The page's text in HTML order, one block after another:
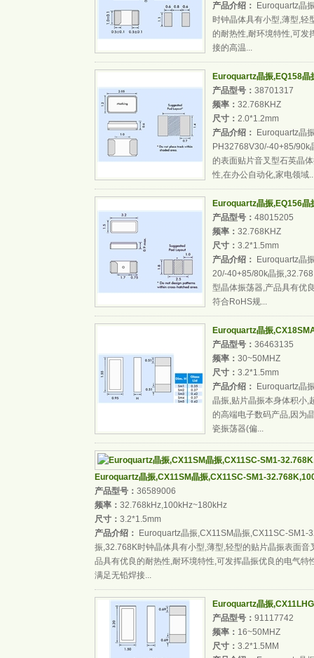
产品介绍：
Euroquartz晶
时钟晶体具有小型,薄型,轻
的耐热性,耐环境特性,可发
接的高温...
Euroquartz晶振,EQ158晶
产品型号： 38701317
频率： 32.768KHZ
尺寸： 2.0*1.2mm
产品介绍：
Euroquartz晶
PH32768V30/-40+85/90k
的表面贴片音叉型石英晶
性,在办公自动化,家电领域
Euroquartz晶振,EQ156晶
产品型号： 48015205
频率： 32.768KHZ
尺寸： 3.2*1.5mm
产品介绍：
Euroquartz晶
20/-40+85/80k晶振
型晶体振荡器,产品具有优
符合RoHS规...
Euroquartz晶振
产品型号： 36463135
频率： 30~50MHZ
尺寸： 3.2*1.5mm
产品介绍：
Euroquartz晶
晶振,贴片晶振本身体积小,
的高端电子数码产品,因为
瓷振荡器(偏...
Euroquartz晶振,CX11SM晶振,CX11SC-SM1-
产品型号： 36589006
频率： 32.768kHz,100kHz~180kHz
尺寸： 3.2*1.5mm
产品介绍：
Euroquartz晶振,CX11SM晶振,CX11SC-SM1-
振,32.768K时钟晶体具有小型,薄型,轻型的贴片晶振表面音
品具有优良的耐热性,耐环境特性,可发挥晶振优良的电气特
满足无铅焊接...
Euroquartz晶振
产品型号： 91117742
频率： 16~50MHZ
尺寸： 3.2*1.5MM